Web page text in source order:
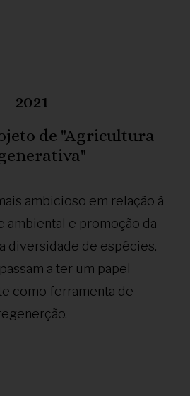
2021
de "Agricultura
ambicioso em relação à
ambiental e promoção da
diversidade de espécies.
a ter um papel
como ferramenta de